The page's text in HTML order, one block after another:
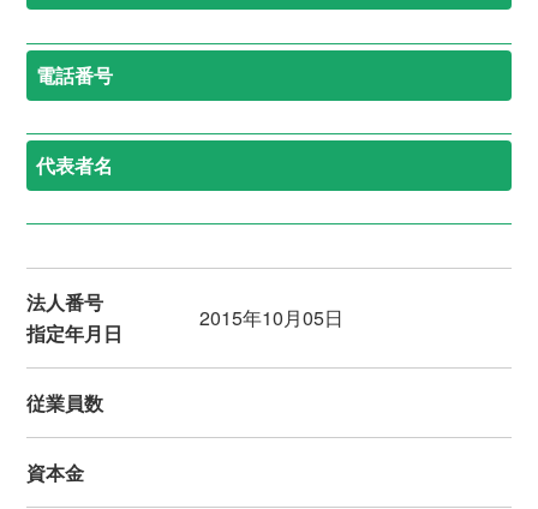
電話番号
代表者名
法人番号
指定年月日
2015年10月05日
従業員数
資本金